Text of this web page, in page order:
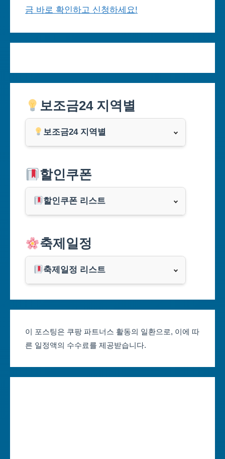
금 바로 확인하고 신청하세요!
보조금24 지역별
보조금24 지역별
부산광역시
대구광역시
인천광역시
광주광역시
대전광역시
할인쿠폰
할인쿠폰 리스트
쿠팡
클룩
축제일정
축제일정 리스트
대구축제 일정
인천축제 일정
이 포스팅은 쿠팡 파트너스 활동의 일환으로, 이에 따
른 일정액의 수수료를 제공받습니다.